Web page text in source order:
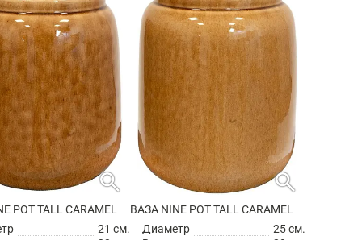
search
POT TALL CARAMEL
21 см.
search
ВАЗА NINE POT TALL CARAMEL
Диаметр
25 см.